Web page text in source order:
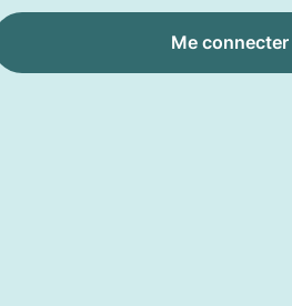
Me connecter